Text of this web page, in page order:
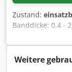
Zustand:
Banddicke: 0,4 -
Richtwalzen: 11
Auszugwalzen: 2
Oberwalzen
Zahnräder
Weitere